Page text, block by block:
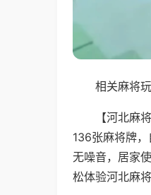
相关麻将
【河北麻
136张麻将牌
无噪音，居家
松体验河北麻将